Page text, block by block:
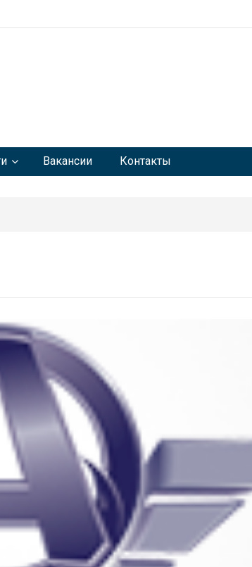
Вакансии Контакты